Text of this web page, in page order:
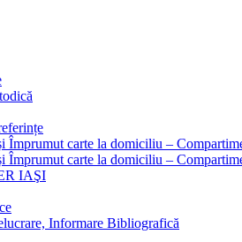
Împrumut carte la domiciliu –
Împrumut carte la domiciliu –
IAŞI
Informare Bibliografică